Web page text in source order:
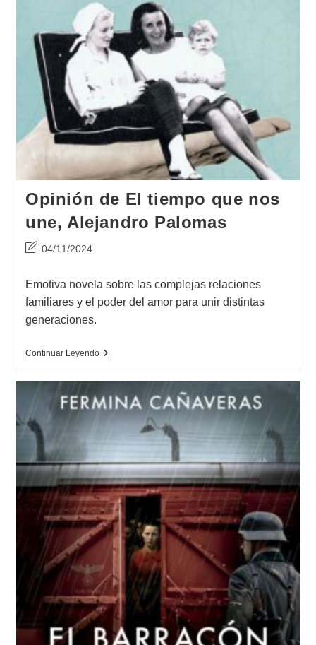
Opinión de El tiempo que nos
une, Alejandro Palomas
Última
de
la
entrada:
04/11/2024
Emotiva novela sobre las complejas relaciones
familiares y el poder del amor para unir distintas
generaciones.
Continuar LeyendoOpinión
Que
Nos
Une,
Alejandro
Palomas